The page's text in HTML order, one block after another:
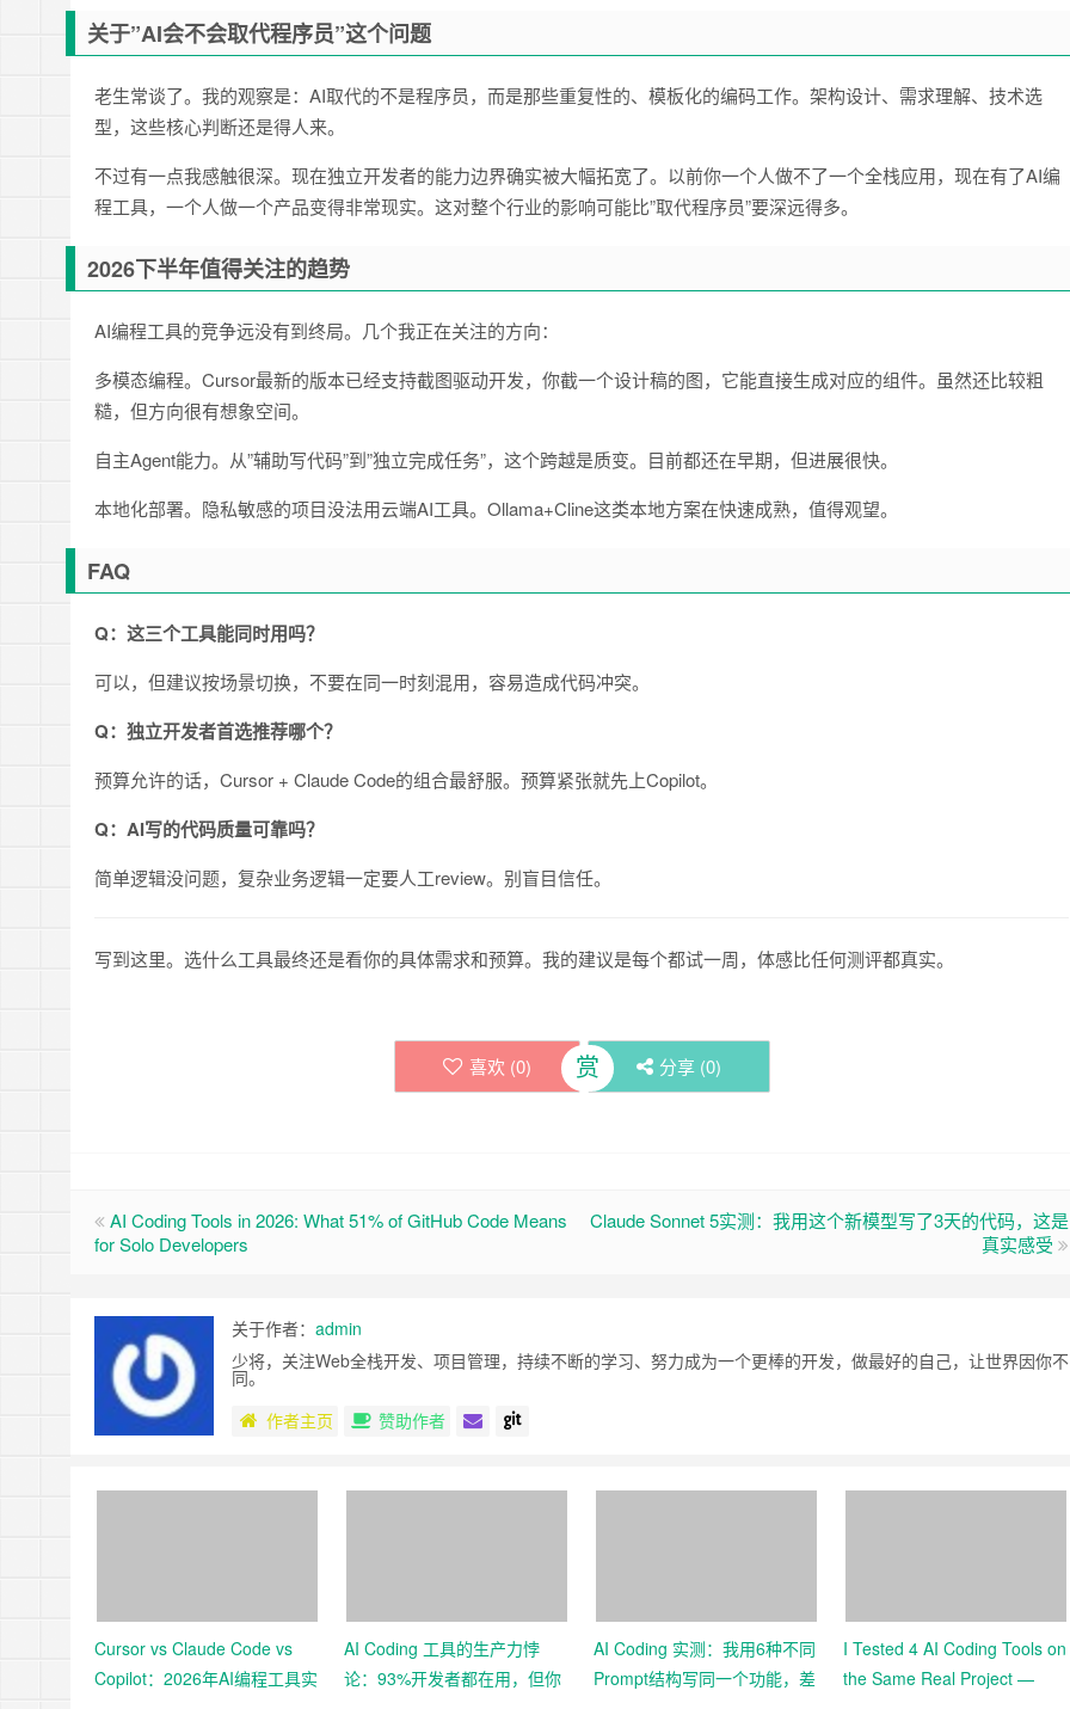
关于”AI会不会取代程序员”这个问题
老生常谈了。我的观察是：AI取代的不是程序员，而是那些重复性的、模板化的编码工作。架构设计、需求理解、技术选
型，这些核心判断还是得人来。
不过有一点我感触很深。现在独立开发者的能力边界确实被大幅拓宽了。以前你一个人做不了一个全栈应用，现在有了AI编
程工具，一个人做一个产品变得非常现实。这对整个行业的影响可能比”取代程序员”要深远得多。
2026下半年值得关注的趋势
AI编程工具的竞争远没有到终局。几个我正在关注的方向：
多模态编程。Cursor最新的版本已经支持截图驱动开发，你截一个设计稿的图，它能直接生成对应的组件。虽然还比较粗
糙，但方向很有想象空间。
自主Agent能力。从”辅助写代码”到”独立完成任务”，这个跨越是质变。目前都还在早期，但进展很快。
本地化部署。隐私敏感的项目没法用云端AI工具。Ollama+Cline这类本地方案在快速成熟，值得观望。
FAQ
Q：这三个工具能同时用吗？
可以，但建议按场景切换，不要在同一时刻混用，容易造成代码冲突。
Q：独立开发者首选推荐哪个？
预算允许的话，Cursor + Claude Code的组合最舒服。预算紧张就先上Copilot。
Q：AI写的代码质量可靠吗？
简单逻辑没问题，复杂业务逻辑一定要人工review。别盲目信任。
写到这里。选什么工具最终还是看你的具体需求和预算。我的建议是每个都试一周，体感比任何测评都真实。
喜欢 (0) 赏 分享 (0)
AI Coding Tools in 2026: What 51% of GitHub Code Means
for Solo Developers
Claude Sonnet 5实测：我用这个新模型写了3天的代码，这是
真实感受
关于作者： admin
少将，关注Web全栈开发、项目管理，持续不断的学习、努力成为一个更棒的开发，做最好的自己，让世界因你不
同。
作者主页
赞助作者
Cursor vs Claude Code vs
Copilot：2026年AI编程工具实
AI Coding 工具的生产力悖
论：93%开发者都在用，但你
AI Coding 实测：我用6种不同
Prompt结构写同一个功能，差
I Tested 4 AI Coding Tools on
the Same Real Project —